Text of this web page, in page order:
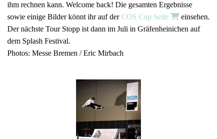
ihm rechnen kann. Welcome back! Die gesamten Ergebnisse
sowie einige Bilder könnt ihr auf derCOS Cup Seite
einsehen.
Der nächste Tour Stopp ist dann im Juli in Gräfenheinichen auf
dem Splash Festival.
Photos: Messe Bremen / Eric Mirbach